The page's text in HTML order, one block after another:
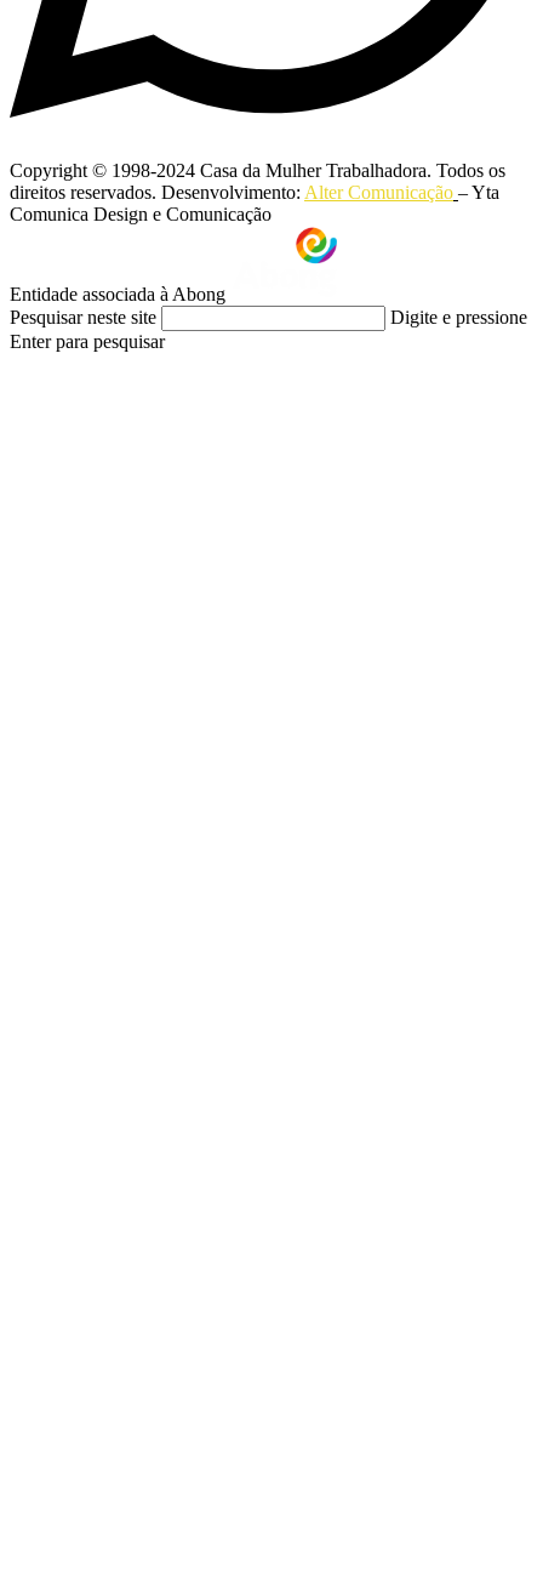
Copyright © 1998-2024 Casa da Mulher Trabalhadora. Todos os
direitos reservados. Desenvolvimento: Alter Comunicação – Yta
Comunica Design e Comunicação
Entidade associada à Abong
Pesquisar neste site
Digite e pressione
Enter para pesquisar